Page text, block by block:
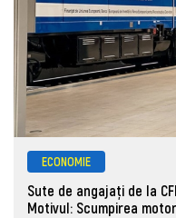
ECONOMIE
Sute de angajaţi de la
Motivul: Scumpirea